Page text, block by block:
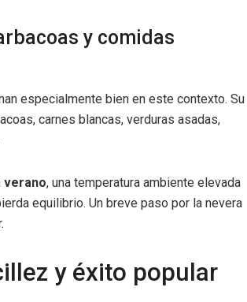
y comidas
especialmente bien en este contexto. Su
carnes blancas, verduras asadas,
verano, una temperatura ambiente elevada
equilibrio. Un breve paso por la nevera
y éxito popular